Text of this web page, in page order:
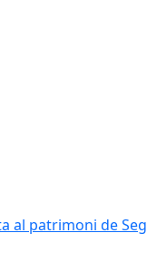
al patrimoni de
de l'Alta Segarra